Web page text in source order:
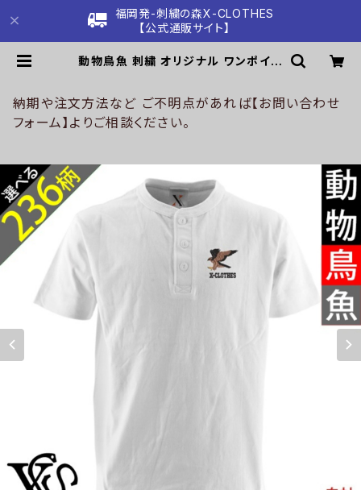
福岡発-刺繍の森X-CLOTHES
【公式通販サイト】
動物鳥魚 刺繍 オリジナル ワンポイン
イト 黒 白 柄 ロゴ ギフト ori-am-t
st5-g06-s | 刺繍の森X-CLOTH
ES【公式通販サイト】
納期や注文方法など ご不明点があれば【お問い合わせ
フォーム】よりご相談ください。